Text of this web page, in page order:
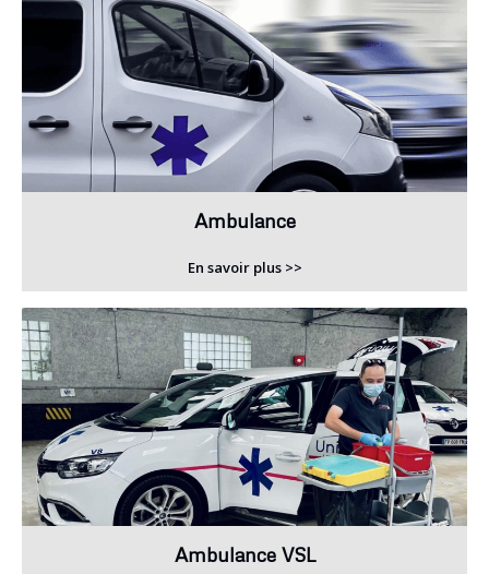
Ambulance
En savoir plus >>
Ambulance VSL